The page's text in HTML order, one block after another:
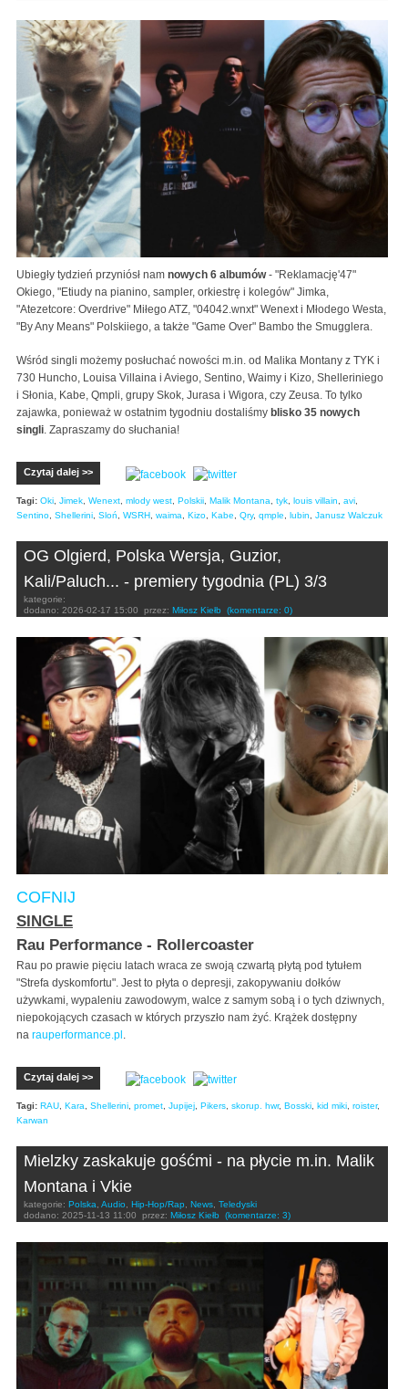
Ubiegły tydzień przyniósł nam nowych 6 albumów- "Reklamację'47"
Okiego, "Etiudy na pianino, sampler, orkiestrę i kolegów" Jimka,
"Atezetcore: Overdrive" Miłego ATZ, "04042.wnxt" Wenext i Młodego Westa,
"By Any Means" Polskiiego, a także "Game Over" Bambo the Smugglera.
Wśród singli możemy posłuchać nowości m.in. od Malika Montany z TYK i
730 Huncho, Louisa Villaina i Aviego, Sentino, Waimy i Kizo, Shelleriniego
i Słonia, Kabe, Qmpli, grupy Skok, Jurasa i Wigora, czy Zeusa. To tylko
zajawka, ponieważ w ostatnim tygodniu dostaliśmy blisko 35 nowych
singli. Zapraszamy do słuchania!
Czytaj dalej >>
Tagi: Oki, Jimek, Wenext, mlody west, Polskii, Malik Montana, tyk, louis villain, avi,
Sentino, Shellerini, Sloń, WSRH, waima, Kizo, Kabe, Qry, qmple, lubin, Janusz Walczuk
OG Olgierd, Polska Wersja, Guzior,
Kali/Paluch... - premiery tygodnia (PL) 3/3
kategorie:
dodano: 2026-02-17 15:00 przez: Miłosz Kiełb (komentarze: 0)
COFNIJ
SINGLE
Rau Performance - Rollercoaster
Rau po prawie pięciu latach wraca ze swoją czwartą płytą pod tytułem
"Strefa dyskomfortu". Jest to płyta o depresji, zakopywaniu dołków
używkami, wypaleniu zawodowym, walce z samym sobą i o tych dziwnych,
niepokojących czasach w których przyszło nam żyć. Krążek dostępny
na rauperformance.pl .
Czytaj dalej >>
Tagi: RAU Kara Shellerini promet Jupijej Pikers skorup. hwr, Bosski kid miki roister,
Karwan
Mielzky zaskakuje gośćmi - na płycie m.in. Malik
Montana i Vkie
kategorie: Polska Audio Hip-Hop/Rap News Teledyski
dodano: 2025-11-13 11:00 przez: Miłosz Kiełb (komentarze: 3)